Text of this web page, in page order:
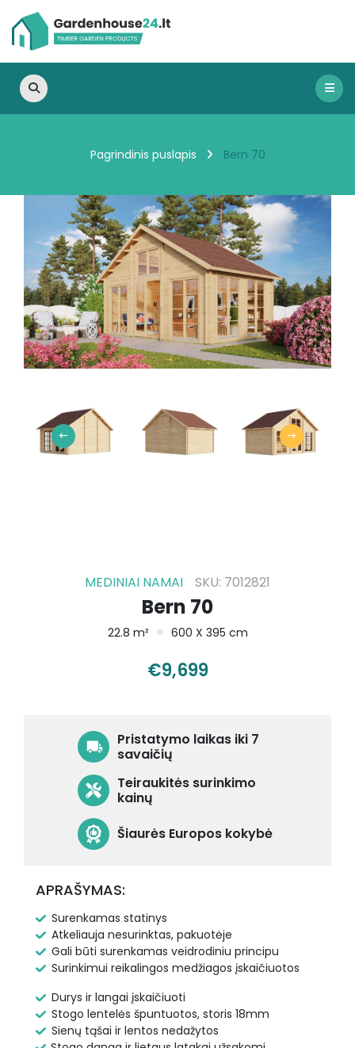
Pagrindinis puslapis Bern 70
MEDINIAI NAMAI SKU: 7012821
Bern 70
22.8 m² 600 X 395 cm
€9,699
Pristatymo laikas iki 7
savaičių
Teiraukitės surinkimo
kainų
Šiaurės Europos kokybė
APRAŠYMAS:
Surenkamas statinys
Atkeliauja nesurinktas, pakuotėje
Gali būti surenkamas veidrodiniu principu
Surinkimui reikalingos medžiagos įskaičiuotos
Durys ir langai įskaičiuoti
Stogo lentelės špuntuotos, storis 18mm
Sienų tąšai ir lentos nedažytos